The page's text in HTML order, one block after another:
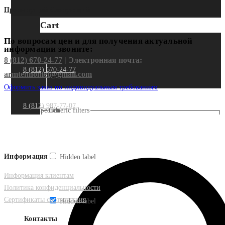
8 (812) 670-24-77
8 (812) 987-77-07
Cart
Search
Generic filters
Hidden label
Hidden label
Предыдущий
По вопросам цен и для получения актуальной
информации звоните:
8 (812) 670-24-77 | Электронная почта:
armtehnomet@gmail.com
Оформить заказ по индивидуальным требованиям
Информация
Информация клиентам
Политика конфиденциальности
Сертификаты соответствия
Контакты